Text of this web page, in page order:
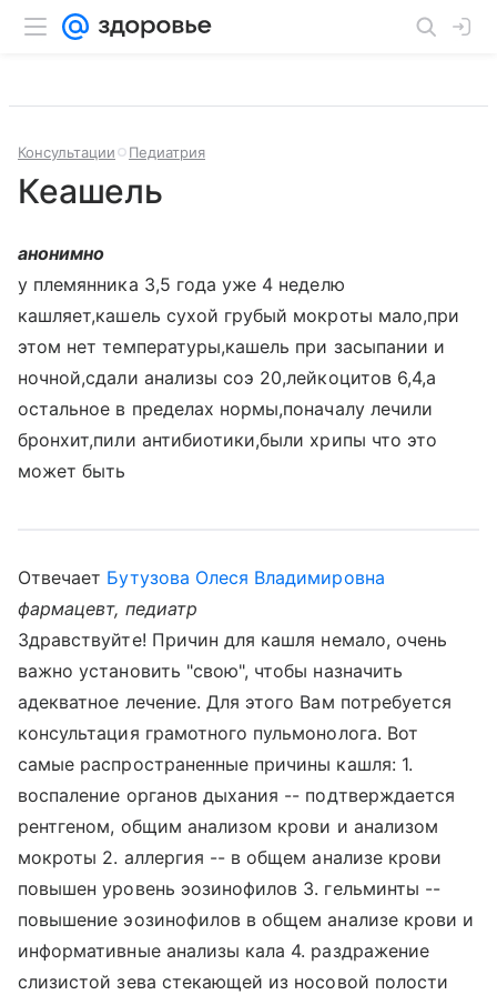
Консультации Педиатрия
Кеашель
анонимно
у племянника 3,5 года уже 4 неделю
кашляет,кашель сухой грубый мокроты мало,при
этом нет температуры,кашель при засыпании и
ночной,сдали анализы соэ 20,лейкоцитов 6,4,а
остальное в пределах нормы,поначалу лечили
бронхит,пили антибиотики,были хрипы что это
может быть
Отвечает Бутузова Олеся Владимировна
фармацевт, педиатр
Здравствуйте! Причин для кашля немало, очень
важно установить "свою", чтобы назначить
адекватное лечение. Для этого Вам потребуется
консультация грамотного пульмонолога. Вот
самые распространенные причины кашля: 1.
воспаление органов дыхания -- подтверждается
рентгеном, общим анализом крови и анализом
мокроты 2. аллергия -- в общем анализе крови
повышен уровень эозинофилов 3. гельминты --
повышение эозинофилов в общем анализе крови и
информативные анализы кала 4. раздражение
слизистой зева стекающей из носовой полости